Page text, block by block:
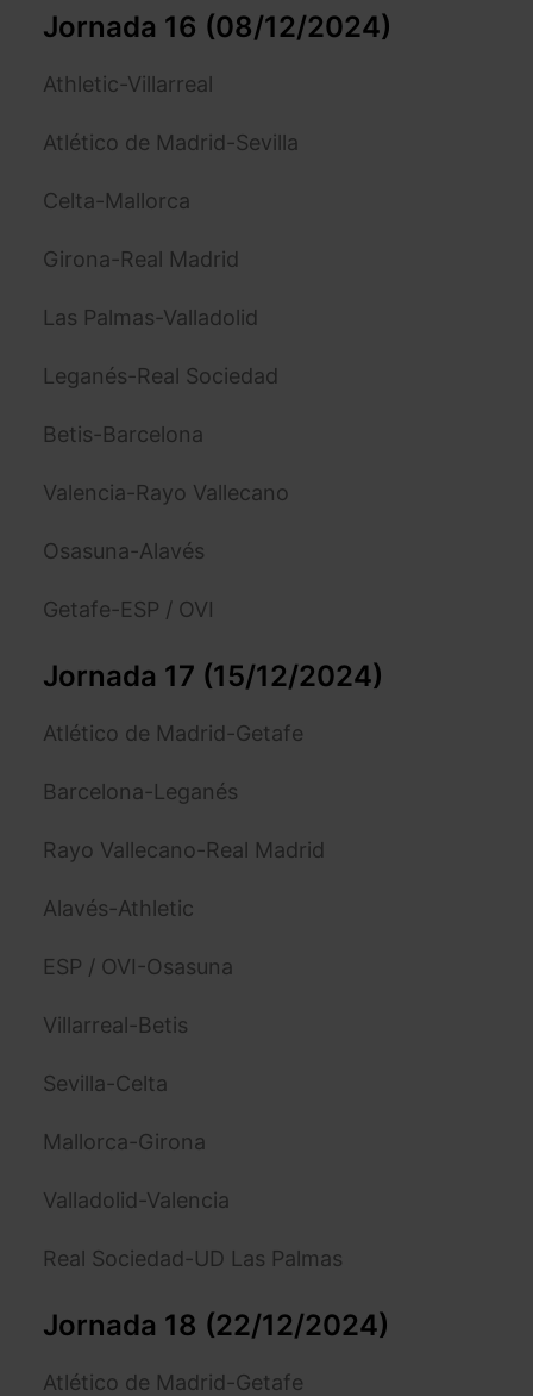
Jornada 16 (08/12/2024)
Athletic-Villarreal
Atlético de Madrid-Sevilla
Celta-Mallorca
Girona-Real Madrid
Las Palmas-Valladolid
Leganés-Real Sociedad
Betis-Barcelona
Valencia-Rayo Vallecano
Osasuna-Alavés
Getafe-ESP / OVI
Jornada 17 (15/12/2024)
Atlético de Madrid-Getafe
Barcelona-Leganés
Rayo Vallecano-Real Madrid
Alavés-Athletic
ESP / OVI-Osasuna
Villarreal-Betis
Sevilla-Celta
Mallorca-Girona
Valladolid-Valencia
Real Sociedad-UD Las Palmas
Jornada 18 (22/12/2024)
Atlético de Madrid-Getafe